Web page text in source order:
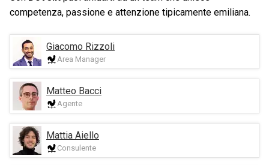
competenza, passione e attenzione tipicamente emiliana.
Giacomo Rizzoli
Area Manager
Matteo Bacci
Agente
Mattia Aiello
Consulente